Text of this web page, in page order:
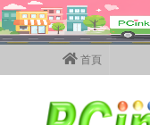
首頁